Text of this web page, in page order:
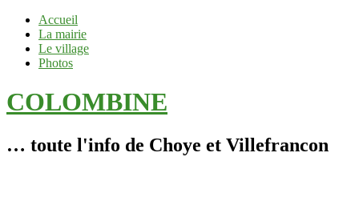
Accueil
La mairie
Le village
Photos
COLOMBINE
… toute l'info de Choye et Villefrancon